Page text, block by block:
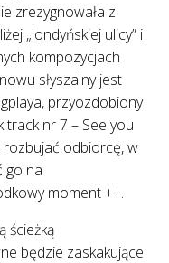
zrezygnowała z
„londyńskiej ulicy” i
kompozycjach
słyszalny jest
przyozdobiony
track nr 7 – See you
rozbujać odbiorcę, w
go na
moment ++.
ścieżką
będzie zaskakujące